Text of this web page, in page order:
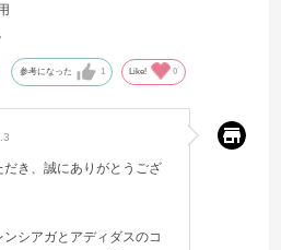
参考になった 1 Like! 0
き、誠にありがとうござ
シアガとアディダスのコ